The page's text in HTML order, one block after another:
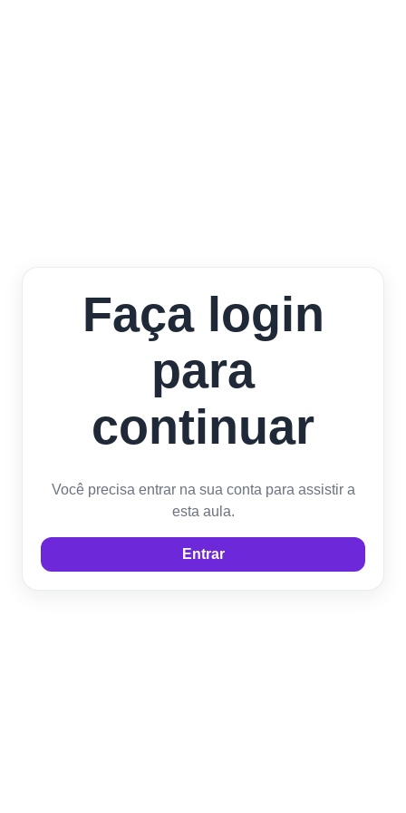
Faça login
para
continuar
Você precisa entrar na sua conta para assistir a
esta aula.
Entrar